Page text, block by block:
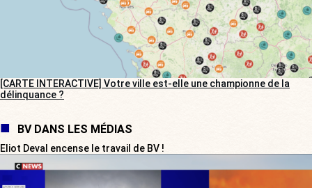
[CARTE INTERACTIVE] Votre ville est-elle une championne de la
délinquance ?
BV DANS LES MÉDIAS
Eliot Deval encense le travail de BV !